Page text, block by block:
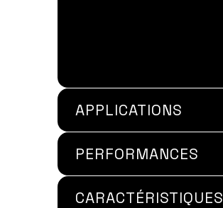
APPLICATIONS
PERFORMANCES
CARACTÉRISTIQUES